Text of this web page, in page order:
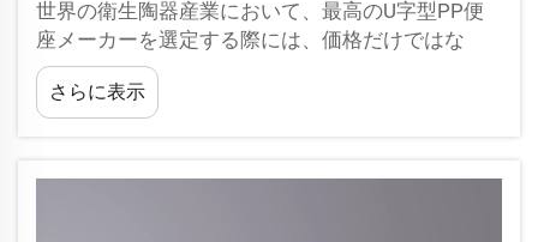
世界の衛生陶器産業において、最高のU字型PP便
座メーカーを選定する際には、価格だけではな
く、長期的な信頼性や製品品質の一貫性が重要で
す…
さらに表示